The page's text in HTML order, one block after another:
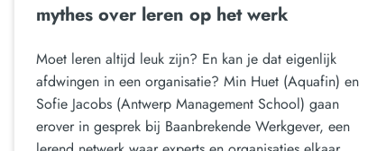
mythes over leren op het werk
Moet leren altijd leuk zijn? En kan je dat eigenlijk
afdwingen in een organisatie? Min Huet (Aquafin) en
Sofie Jacobs (Antwerp Management School) gaan
erover in gesprek bij Baanbrekende Werkgever, een